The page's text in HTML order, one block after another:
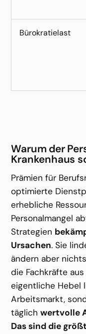
Bürokratielast
Warum der
Krankenhaus
Prämien für
optimierte
erhebliche
Personalmangel
Strategien
Ursachen. Sie
ändern aber
die Fachkräfte
eigentliche Hebel
Arbeitsmarkt,
täglich wertvolle
Das sind die